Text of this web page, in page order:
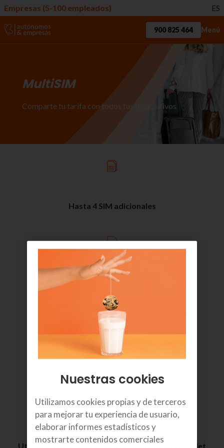
Empresas (5-100 empleados) ES
900 825 464 Menú
MultiSIM
Comparte tu tarifa con todos tus dispositivos
Hasta 4 SIM adicionales
Compatible con eSIM
Para asociar tus dispositivos a tu número de
Utilízalas en un 2º smartphone, smartwatch, tablet
Nuestras cookies
Utilizamos cookies propias y de terceros
para mejorar tu experiencia de usuario,
elaborar informes estadísticos y
mostrarte contenidos comerciales